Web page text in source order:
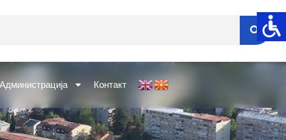
Администрација Контакт